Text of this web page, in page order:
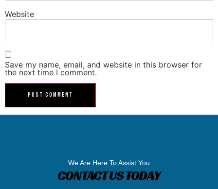
Website
Save my name, email, and website in this browser for
the next time I comment.
We Are Here To Assist You
CONTACT US TODAY